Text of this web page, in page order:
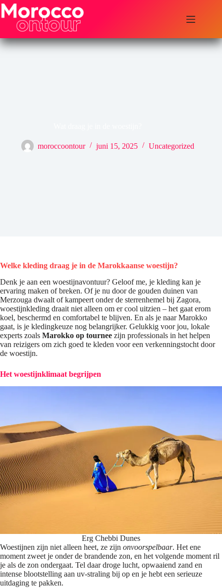
Ga
naar
inhoud
moroccoontour juni 15, 2025 Uncategorized
Welke kleding draag je in de Marokkaanse woestijn?
Denk je aan een woestijnavontuur? Geloof me, je kleding kan je
ervaring maken of breken. Of je nu door de gouden duinen van
Merzouga dwaalt of kampeert onder de sterrenhemel bij Zagora,
woestijnkleding draait niet alleen om er cool uitzien – het gaat erom
koel, beschermd en comfortabel te blijven. En als je naar Marokko
gaat, is je kledingkeuze nog belangrijker. Gelukkig voor jou, lokale
experts zoals Marokko op tournee zijn professionals in het helpen
van reizigers om zich goed te kleden voor een verkenningstocht door
de woestijn.
Het woestijnklimaat begrijpen
Erg Chebbi Dunes
Woestijnen zijn niet alleen heet, ze zijn onvoorspelbaar. Het ene
moment zweet je onder de brandende zon, en het volgende moment ril
je als de zon ondergaat. Tel daar droge lucht, opwaaiend zand en
intense blootstelling aan uv-straling bij op en je hebt een serieuze
uitdaging te pakken.